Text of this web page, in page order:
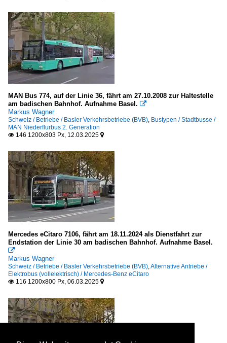
MAN Bus 774, auf der Linie 36, fährt am 27.10.2008 zur Haltestelle
am badischen Bahnhof. Aufnahme Basel. 
Markus Wagner
Schweiz / Betriebe / Basler Verkehrsbetriebe (BVB), Bustypen / Stadtbusse /
MAN Niederflurbus 2. Generation
 146 1200x803 Px, 12.03.2025 
Mercedes eCitaro 7106, fährt am 18.11.2024 als Dienstfahrt zur
Endstation der Linie 30 am badischen Bahnhof. Aufnahme Basel.

Markus Wagner
Schweiz / Betriebe / Basler Verkehrsbetriebe (BVB),Alternative Antriebe /
Elektrobus (vollelektrisch) / Mercedes-Benz eCitaro
 116 1200x800 Px, 06.03.2025 